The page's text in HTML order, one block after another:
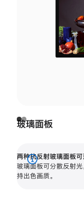
玻璃面板
两种抗反射玻璃面板可
玻璃面板可分散反射光
持出色画质。
展
开